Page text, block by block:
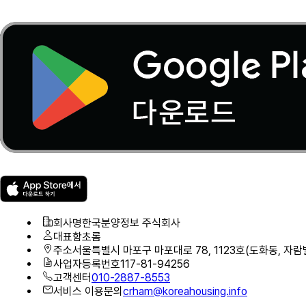
회사명한국분양정보 주식회사
대표함초롬
주소서울특별시 마포구 마포대로 78, 1123호(도화동, 자람
사업자등록번호117-81-94256
고객센터010-2887-8553
서비스 이용문의 crham@koreahousing.info